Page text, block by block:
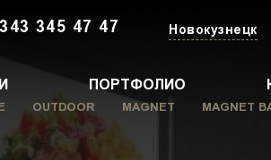
345 47 47 Новокузнецк
ПОРТФОЛИО
OUTDOOR MAGNET MAGNET